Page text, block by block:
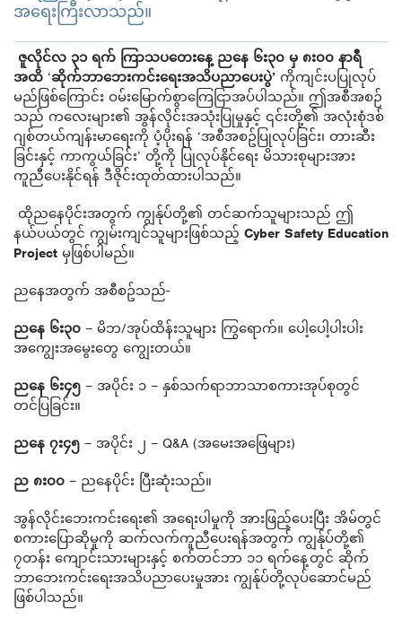
အရေးကြီးလာသည်။
ဇူလိုင်လ ၃၁ ရက် ကြာသပတေးနေ့ ညနေ ၆း၃၀ မှ ၈း၀၀ နာရီ
အထိ ‘ဆိုက်ဘာဘေးကင်းရေးအသိပညာပေးပွဲ’ ကိုကျင်းပပြုလုပ်
မည်ဖြစ်ကြောင်း ဝမ်းမြောက်စွာကြေငြာအပ်ပါသည်။ ဤအစီအစဉ်
သည် ကလေးများ၏ အွန်လိုင်းအသုံးပြုမှုနှင့် ၎င်းတို့၏ အလုံးစုံဒစ်
ဂျစ်တယ်ကျန်းမာရေးကို ပံ့ပိုးရန် ‘အစီအစဥ်ပြုလုပ်ခြင်း၊ တားဆီး
ခြင်းနှင့် ကာကွယ်ခြင်း’ တို့ကို ပြုလုပ်နိုင်ရေး မိသားစုများအား
ကူညီပေးနိုင်ရန် ဒီဇိုင်းထုတ်ထားပါသည်။
ထိုညနေပိုင်းအတွက် ကျွန်ုပ်တို့၏ တင်ဆက်သူများသည် ဤ
နယ်ပယ်တွင် ကျွမ်းကျင်သူများဖြစ်သည့် Cyber ​​Safety Education
Project မှဖြစ်ပါမည်။
ညနေအတွက် အစီစဥ်သည်-
ညနေ ၆း၃၀ – မိဘ/အုပ်ထိန်းသူများ ကြွရောက်။ ပေါ့ပေါ့ပါးပါး
အကျွေးအမွေးတွေ ကျွေးတယ်။
ညနေ ၆း၄၅ – အပိုင်း ၁ – နှစ်သက်ရာဘာသာစကားအုပ်စုတွင်
တင်ပြခြင်း။
ညနေ ၇း၄၅ – အပိုင်း ၂ – Q&A (အမေးအဖြေများ)
ည ၈း၀၀ – ညနေပိုင်း ပြီးဆုံးသည်။
အွန်လိုင်းဘေးကင်းရေး၏ အရေးပါမှုကို အားဖြည့်ပေးပြီး အိမ်တွင်
စကားပြောဆိုမှုကို ဆက်လက်ကူညီပေးရန်အတွက် ကျွန်ုပ်တို့၏
၇တန်း ကျောင်းသားများနှင့် စက်တင်ဘာ ၁၁ ရက်နေ့တွင် ဆိုက်
ဘာဘေးကင်းရေးအသိပညာပေးမှုအား ကျွန်ုပ်တို့လုပ်ဆောင်မည်
ဖြစ်ပါသည်။